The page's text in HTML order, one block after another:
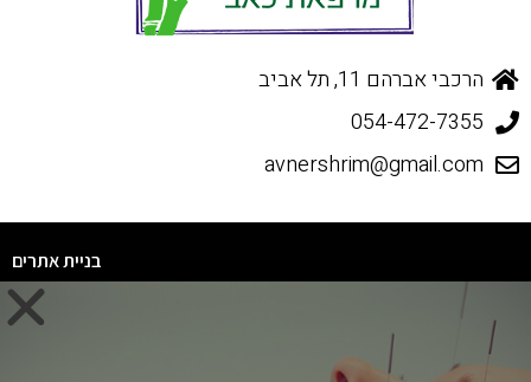
הרכבי אברהם 11, תל אביב
054-472-7355
avnershrim@gmail.com
בניית אתרים